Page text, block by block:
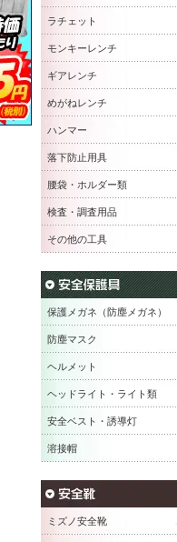
ラチェット
モンキーレンチ
ギアレンチ
めがねレンチ
ハンマー
落下防止用具
腰袋・ホルダー類
検査・調査用品
その他の工具
保護メガネ（防塵メガネ）
防塵マスク
ヘルメット
ヘッドライト・ライト類
安全ベスト・誘導灯
溶接帽
ミズノ安全靴